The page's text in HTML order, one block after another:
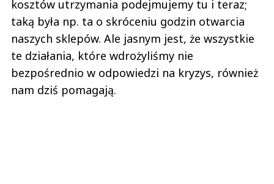
kosztów utrzymania podejmujemy tu i teraz;
taką była np. ta o skróceniu godzin otwarcia
naszych sklepów. Ale jasnym jest, że wszystkie
te działania, które wdrożyliśmy nie
bezpośrednio w odpowiedzi na kryzys, również
nam dziś pomagają.